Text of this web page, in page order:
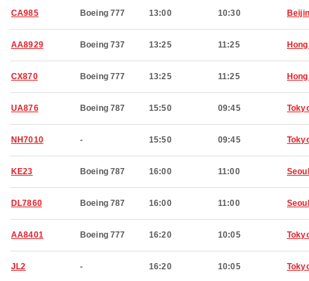
CA985 Boeing 777 13:00 10:30
AA8929 Boeing 737 13:25 11:25
CX870 Boeing 777 13:25 11:25
UA876 Boeing 787 15:50 09:45
NH7010 - 15:50 09:45
KE23 Boeing 787 16:00 11:00 Seoul
DL7860 Boeing 787 16:00 11:00 Seoul
AA8401 Boeing 777 16:20 10:05
JL2 - 16:20 10:05